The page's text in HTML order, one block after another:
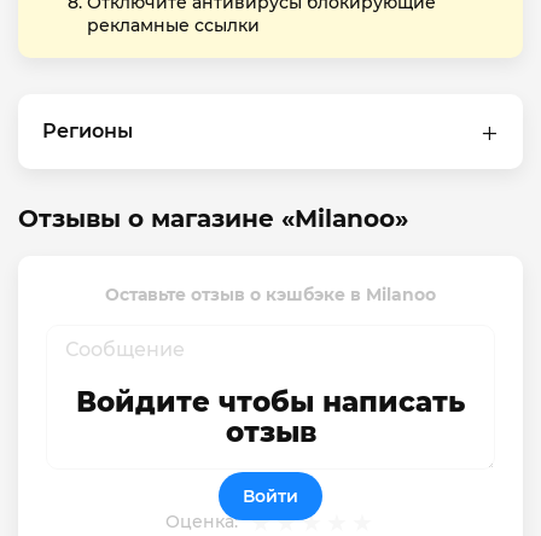
рекламные ссылки
Регионы
Отзывы о магазине «Milanoo»
Оставьте отзыв о кэшбэке в Milanoo
Оценка:
Войдите чтобы написать
отзыв
Войти